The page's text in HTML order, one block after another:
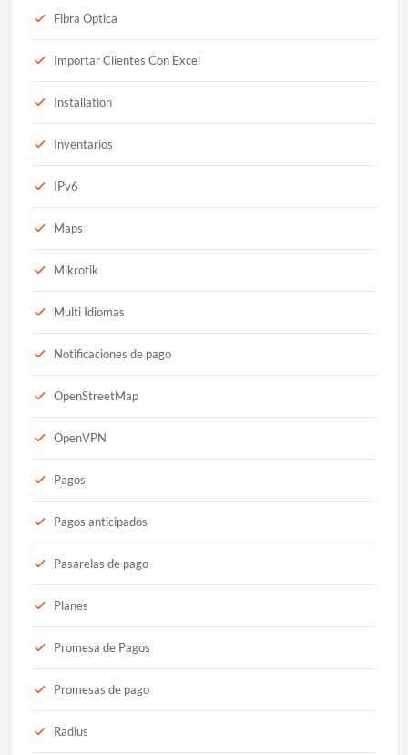
Fibra Optica
Importar Clientes Con Excel
Installation
Inventarios
IPv6
Maps
Mikrotik
Multi Idiomas
Notificaciones de pago
OpenStreetMap
OpenVPN
Pagos
Pagos anticipados
Pasarelas de pago
Planes
Promesa de Pagos
Promesas de pago
Radius